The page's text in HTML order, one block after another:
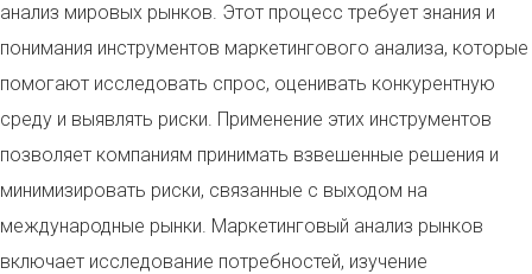
анализ мировых рынков. Этот процесс требует знания и
понимания инструментов маркетингового анализа, которые
помогают исследовать спрос, оценивать конкурентную
среду и выявлять риски. Применение этих инструментов
позволяет компаниям принимать взвешенные решения и
минимизировать риски, связанные с выходом на
международные рынки. Маркетинговый анализ рынков
включает исследование потребностей, изучение